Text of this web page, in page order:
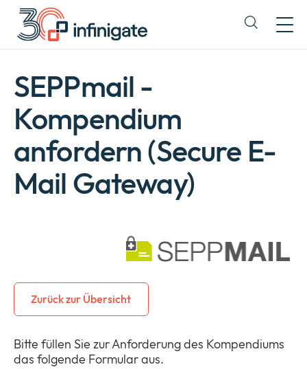
Zum
Inhalt
wechseln
Expand
Unternehmen
SEPPmail -
Kompendium
anfordern (Secure E-
Mail Gateway)
Zurück zur Übersicht
Bitte füllen Sie zur Anforderung des Kompendiums
das folgende Formular aus.